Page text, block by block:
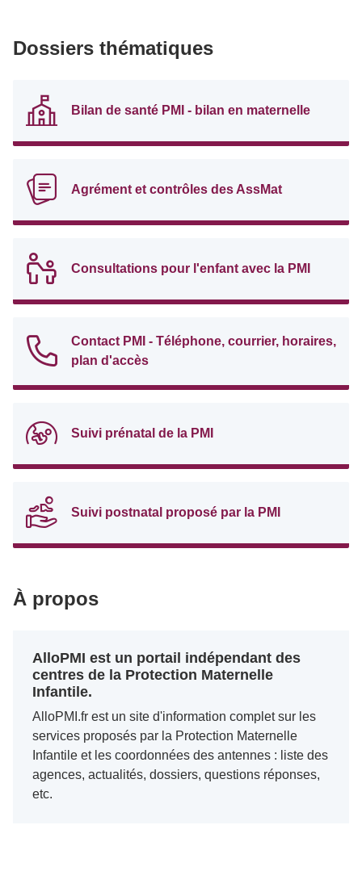
Dossiers thématiques
Bilan de santé PMI - bilan en maternelle
Agrément et contrôles des AssMat
Consultations pour l'enfant avec la PMI
Contact PMI - Téléphone, courrier, horaires,
plan d'accès
Suivi prénatal de la PMI
Suivi postnatal proposé par la PMI
À propos
AlloPMI est un portail indépendant des
centres de la Protection Maternelle
Infantile.
AlloPMI.fr est un site d'information complet sur les
services proposés par la Protection Maternelle
Infantile et les coordonnées des antennes : liste des
agences, actualités, dossiers, questions réponses,
etc.